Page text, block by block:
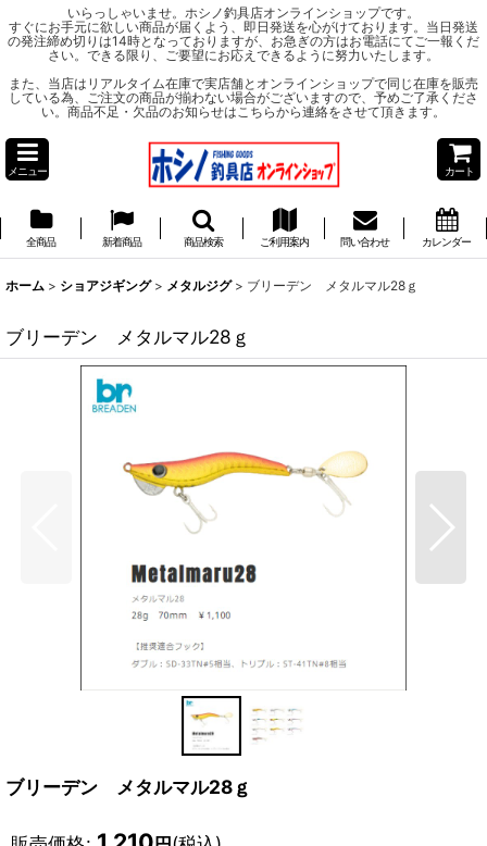
いらっしゃいませ。ホシノ釣具店オンラインショップです。
すぐにお手元に欲しい商品が届くよう、即日発送を心がけております。当日発送
の発注締め切りは14時となっておりますが、お急ぎの方はお電話にてご一報くだ
さい。できる限り、ご要望にお応えできるように努力いたします。
また、当店はリアルタイム在庫で実店舗とオンラインショップで同じ在庫を販売
している為、ご注文の商品が揃わない場合がございますので、予めご了承くださ
い。商品不足・欠品のお知らせはこちらから連絡をさせて頂きます。
メニュー カート
全商品 新着商品 商品検索 ご利用案内 問い合わせ カレンダー
ホーム > ショアジギング > メタルジグ > ブリーデン メタルマル28ｇ
ブリーデン メタルマル28ｇ
ブリーデン メタルマル28ｇ